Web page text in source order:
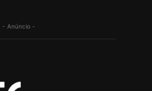
- Anúncio -